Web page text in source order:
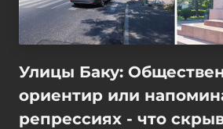
Улицы Баку:
ориентир или
репрессиях - что